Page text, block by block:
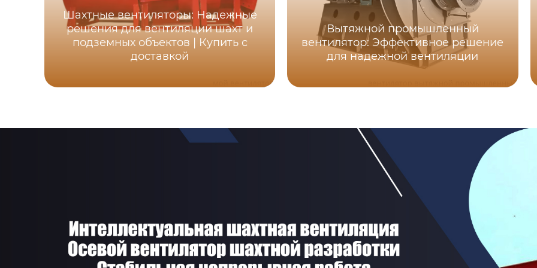
Шахтные вентиляторы: Надежные
решения для вентиляции шахт и
подземных объектов | Купить с
доставкой
Вытяжной промышленный
вентилятор: Эффективное решение
для надежной вентиляции